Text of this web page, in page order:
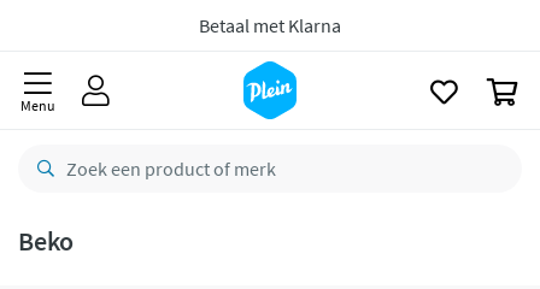
Betaal met Klarna
Menu
Beko